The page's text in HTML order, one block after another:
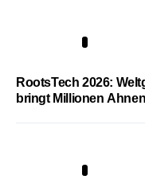
RootsTech 2026:
bringt Millionen